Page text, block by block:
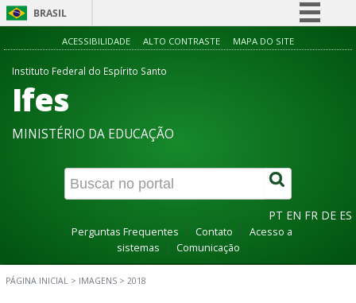
BRASIL
Simplifique!
Canais
ACESSIBILIDADE ALTO CONTRASTE MAPA DO SITE
Instituto Federal do Espírito Santo
Ifes
MINISTÉRIO DA EDUCAÇÃO
PT EN FR DE ES
Perguntas Frequentes Contato
Acesso a
sistemas
Comunicação
PÁGINA INICIAL > IMAGENS > 2018